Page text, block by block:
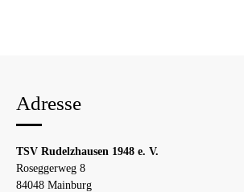
Adresse
TSV Rudelzhausen 1948 e. V.
Roseggerweg 8
84048 Mainburg